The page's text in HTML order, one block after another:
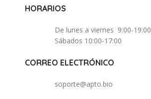
HORARIOS
De lunes a viernes 9:00-19:00
Sábados 10:00-17:00
CORREO ELECTRÓNICO
soporte@apto.bio